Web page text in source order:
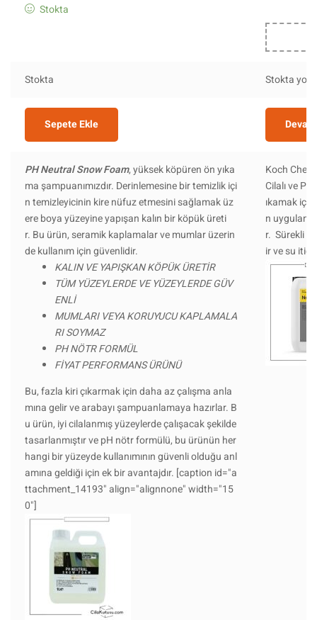
Stokta
Stokta Stokta yok
Sepete Ekle
PH Neutral Snow Foam, yüksek köpüren ön yıka
ma şampuanımızdır. Derinlemesine bir temizlik içi
n temizleyicinin kire nüfuz etmesini sağlamak üz
ere boya yüzeyine yapışan kalın bir köpük üreti
r. Bu ürün, seramik kaplamalar ve mumlar üzerin
de kullanım için güvenlidir.
KALIN VE YAPIŞKAN KÖPÜK ÜRETİR
TÜM YÜZEYLERDE VE YÜZEYLERDE GÜV
ENLİ
MUMLARI VEYA KORUYUCU KAPLAMALA
RI SOYMAZ
PH NÖTR FORMÜL
FİYAT PERFORMANS ÜRÜNÜ
Bu, fazla kiri çıkarmak için daha az çalışma anla
mına gelir ve arabayı şampuanlamaya hazırlar. B
u ürün, iyi cilalanmış yüzeylerde çalışacak şekilde
tasarlanmıştır ve pH nötr formülü, bu ürünün her
hangi bir yüzeyde kullanımının güvenli olduğu anl
amına geldiği için ek bir avantajdır. [caption id="a
ttachment_14193" align="alignnone" width="15
0"]
Koch
Cilalı ve
ıkamak
n
r. Sürekli
ir ve su itici